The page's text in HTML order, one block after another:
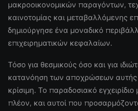
μακροοικονομικών παραγόντων,
καινοτομίας και μεταβαλλόμενης
δημιούργησε ένα μοναδικό
επιχειρηματικών κεφαλαίων.
Τόσο για θεσμικούς όσο και για
κατανόηση των αποχρώσεων αυτής
κρίσιμη. Το παραδοσιακό
πλέον, και αυτοί που